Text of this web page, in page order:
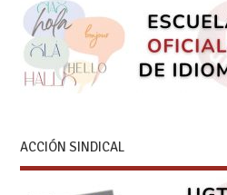
ACCIÓN SINDICAL